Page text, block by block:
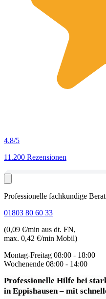
4.8/5
11.200 Rezensionen
Professionelle fachkundige
01803 80 60 33
(0,09 €/min aus dt. FN,
max. 0,42 €/min Mobil)
Montag-Freitag 08:00 - 18:00
Wochenende 08:00 - 14:00
Professionelle Hilfe bei
in Eppishausen– mit